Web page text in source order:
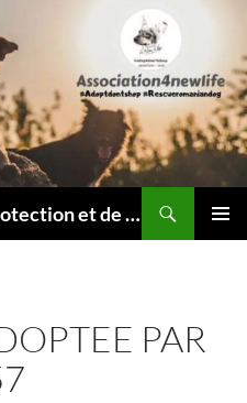
4newlife-Association de Protection et de défense animale. Loi de 1908
PAR